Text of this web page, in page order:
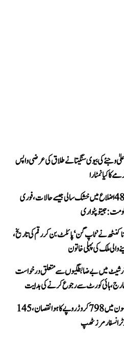
وجئے کی بیوی سنگیتا نے طلاق کی عرضی واپس
کیا نمٹارا
مدھیہ پردیش کے 48 اضلاع میں خشک سالی جیسے حالات، فوری
جیتو پٹواری
کنٹھ نے ’ٹاپ گن‘ پائلٹ بن کر رقم کی تاریخ،
والی ملک کی پہلی خاتون
شیٹ میں بے ضابطگیوں سے متعلق درخواست
ہائی کورٹ سے رجوع کرنے کی ہدایت
ہماچل پردیش: مانسون میں 798 کروڑ روپے کا ہوا نقصان، 145